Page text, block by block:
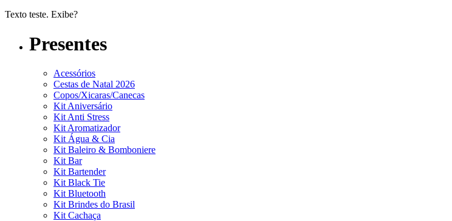
Texto teste. Exibe?
Presentes
Acessórios
Cestas de Natal 2026
Copos/Xicaras/Canecas
Kit Aniversário
Kit Anti Stress
Kit Aromatizador
Kit Água & Cia
Kit Baleiro & Bomboniere
Kit Bar
Kit Bartender
Kit Black Tie
Kit Bluetooth
Kit Brindes do Brasil
Kit Cachaça